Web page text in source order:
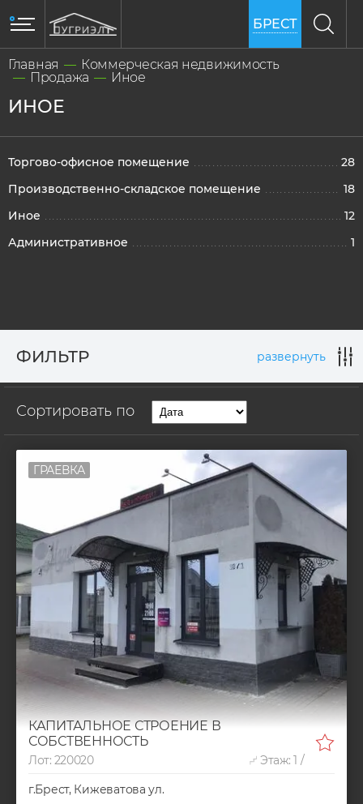
БРЕСТ
Главная
Коммерческая недвижимость
Продажа
Иное
ИНОЕ
Торгово-офисное помещение
28
Производственно-складское помещение
18
Иное
12
Административное
1
ФИЛЬТР развернуть
Сортировать по
ГРАЕВКА
КАПИТАЛЬНОЕ СТРОЕНИЕ В
СОБСТВЕННОСТЬ
Лот: 220020
Этаж: 1 /
г.Брест, Кижеватова ул.